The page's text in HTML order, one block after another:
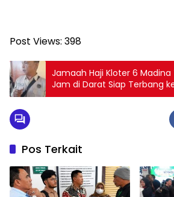
Post Views: 398
Jamaah Haji Kloter 6 Madina
Jam di Darat Siap Terbang
Pos Terkait